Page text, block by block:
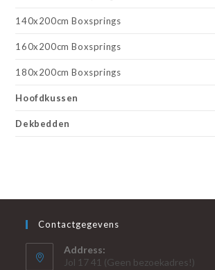
140x200cm Boxsprings
160x200cm Boxsprings
180x200cm Boxsprings
Hoofdkussen
Dekbedden
Contactgegevens
Address:
Jol 17 41 (Geen bezoekadres!)